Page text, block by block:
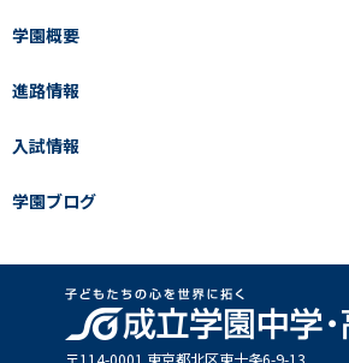
中学校
高等学校
成立メソッド
教科指導の特徴
卒業生の声
中学校
成立メソッド
卒業生の声
成立学園ならではの教育
見える学力×見えない学力
年間行事
施設紹介
制服
学園ブログ
学園概要
学園の歩み
アクセス
進路情報
進路・進学
入試情報
中学入試Q&A
入試結果
説明会・イベント日程
出願方法・募集要項
学園ブログ